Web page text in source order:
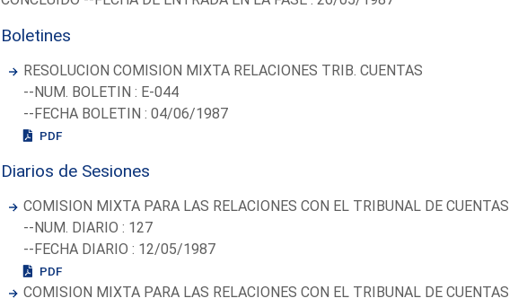
Boletines
RESOLUCION COMISION MIXTA RELACIONES TRIB. CUENTAS
--NUM. BOLETIN : E-044
--FECHA BOLETIN : 04/06/1987
PDF
Diarios de Sesiones
COMISION MIXTA PARA LAS RELACIONES CON EL TRIBUNAL DE CUENTAS
--NUM. DIARIO : 127
--FECHA DIARIO : 12/05/1987
PDF
COMISION MIXTA PARA LAS RELACIONES CON EL TRIBUNAL DE CUENTAS